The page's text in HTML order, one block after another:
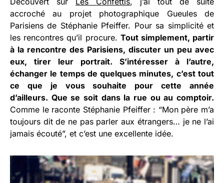
accroché au projet photographique Gueules de
Parisiens de Stéphanie Pfeiffer. Pour sa simplicité et
les rencontres qu’il procure. Tout simplement, partir
à la rencontre des Parisiens, discuter un peu avec
eux, tirer leur portrait. S’intéresser à l’autre,
échanger le temps de quelques minutes, c’est tout
ce que je vous souhaite pour cette année
d’ailleurs. Que se soit dans la rue ou au comptoir.
Comme le raconte Stéphanie Pfeiffer : “Mon père m’a
toujours dit de ne pas parler aux étrangers… je ne l’ai
jamais écouté”, et c’est une excellente idée.